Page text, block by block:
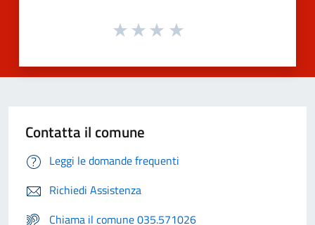
Contatta il comune
Leggi le domande frequenti
Richiedi Assistenza
Chiama il comune 035.571026